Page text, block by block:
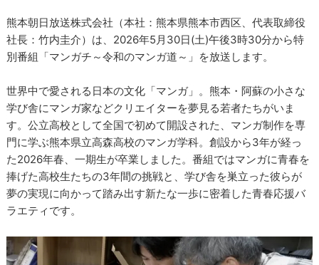
熊本朝日放送株式会社（本社：熊本県熊本市西区、代表取締役
社長：⽵内圭介）は、2026年5月30日(土)午後3時30分から特
別番組「マンガチ～令和のマンガ道～」を放送します。
世界中で愛される日本の文化「マンガ」。熊本・阿蘇の小さな
学び舎にマンガ家などクリエイターを夢見る若者たちがいま
す。公立高校として全国で初めて開設された、マンガ制作を専
門に学ぶ熊本県立高森高校のマンガ学科。創設から3年が経っ
た2026年春、一期生が卒業しました。番組ではマンガに青春を
捧げた高校生たちの3年間の挑戦と、学び舎を巣立った彼らが
夢の実現に向かって踏み出す新たな一歩に密着した青春応援バ
ラエティです。